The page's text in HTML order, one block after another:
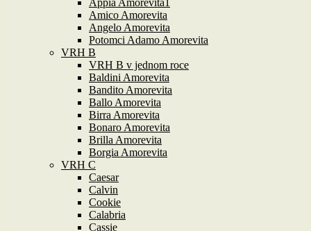
Appia Amorevita1
Amico Amorevita
Angelo Amorevita
Potomci Adamo Amorevita
VRH B
VRH B v jednom roce
Baldini Amorevita
Bandito Amorevita
Ballo Amorevita
Birra Amorevita
Bonaro Amorevita
Brilla Amorevita
Borgia Amorevita
VRH C
Caesar
Calvin
Cookie
Calabria
Cassie